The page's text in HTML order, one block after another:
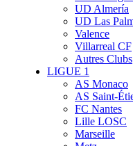
UD Almería
UD Las
Valence
Villarreal CF
Autres Clubs
LIGUE 1
AS Monaco
AS Saint-
FC Nantes
Lille LOSC
Marseille